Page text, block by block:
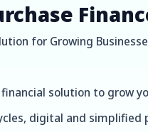
for Growing
solution to grow
digital and